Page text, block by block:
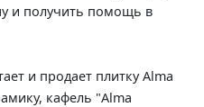
и получить помощь в
и продает плитку Alma
кафель "Alma